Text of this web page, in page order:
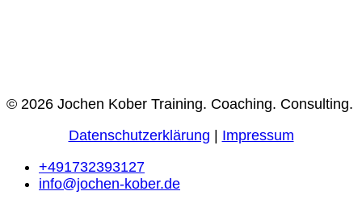
© 2026 Jochen Kober Training. Coaching. Consulting.
Datenschutzerklärung
Impressum
+491732393127
info@jochen-kober.de